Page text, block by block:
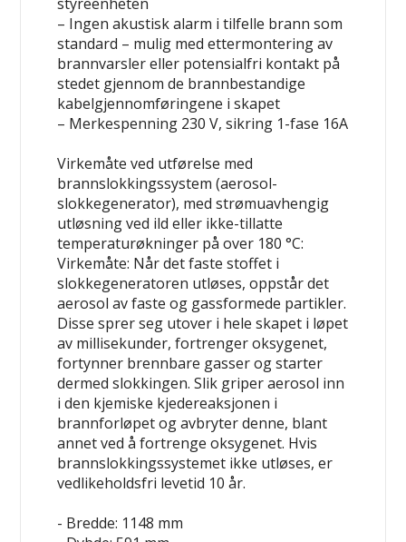
– Ingen akustisk alarm i tilfelle brann som
standard – mulig med ettermontering av
brannvarsler eller potensialfri kontakt på
stedet gjennom de brannbestandige
kabelgjennomføringene i skapet
– Merkespenning 230 V, sikring 1-fase 16A
Virkemåte ved utførelse med
brannslokkingssystem (aerosol-
slokkegenerator), med strømuavhengig
utløsning ved ild eller ikke-tillatte
temperaturøkninger på over 180 °C:
Virkemåte: Når det faste stoffet i
slokkegeneratoren utløses, oppstår det
aerosol av faste og gassformede partikler.
Disse sprer seg utover i hele skapet i løpet
av millisekunder, fortrenger oksygenet,
fortynner brennbare gasser og starter
dermed slokkingen. Slik griper aerosol inn
i den kjemiske kjedereaksjonen i
brannforløpet og avbryter denne, blant
annet ved å fortrenge oksygenet. Hvis
brannslokkingssystemet ikke utløses, er
vedlikeholdsfri levetid 10 år.
- Bredde: 1148 mm